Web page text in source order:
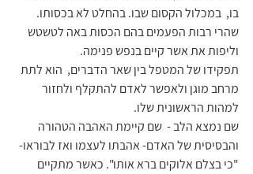
בו,  במכלול הקסום שבו. בהחלט לא בכסותו.
שהרי רבות הפעמים בהם הכסות באה לטשטש
וליפות את אשר קיים בנפש פנימה.
תפקידו של המטפל בין שאר הדברים,  הוא לתת
מרחב מוגן ולאפשר לאדם להתקלף ולחזור
למהות הראשונית שלו.
שם נמצא הלב -  שם קיימת האהבה הטהורה
והבסיסית של האדם- אהבתו לעצמו ואז לבוראו-
"כי בצלם אלוקים ברא אותו". כאשר מתקיים